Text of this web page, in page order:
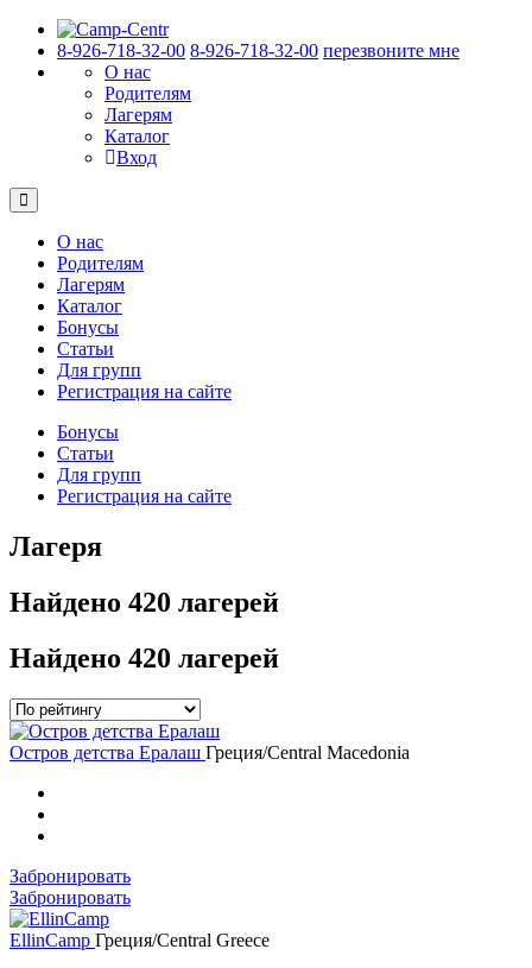
8-926-718-32-00 8-926-718-32-00 перезвоните мне
О нас
Родителям
Лагерям
Каталог
Вход
О нас
Родителям
Лагерям
Каталог
Бонусы
Статьи
Для групп
Регистрация на сайте
Бонусы
Статьи
Для групп
Регистрация на сайте
Лагеря
Найдено 420 лагерей
Найдено 420 лагерей
Остров детства Ералаш Греция/Central Macedonia
Забронировать
Забронировать
EllinCamp Греция/Central Greece